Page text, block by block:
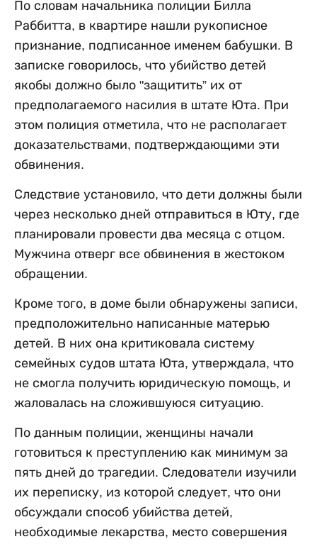
По словам начальника полиции Билла
Раббитта, в квартире нашли рукописное
признание, подписанное именем бабушки. В
записке говорилось, что убийство детей
якобы должно было "защитить” их от
предполагаемого насилия в штате Юта. При
этом полиция отметила, что не располагает
доказательствами, подтверждающими эти
обвинения.
Следствие установило, что дети должны были
через несколько дней отправиться в Юту, где
планировали провести два месяца с отцом.
Мужчина отверг все обвинения в жестоком
обращении.
Кроме того, в доме были обнаружены записи,
предположительно написанные матерью
детей. В них она критиковала систему
семейных судов штата Юта, утверждала, что
не смогла получить юридическую помощь, и
жаловалась на сложившуюся ситуацию.
По данным полиции, женщины начали
готовиться к преступлению как минимум за
пять дней до трагедии. Следователи изучили
их переписку, из которой следует, что они
обсуждали способ убийства детей,
необходимые лекарства, место совершения